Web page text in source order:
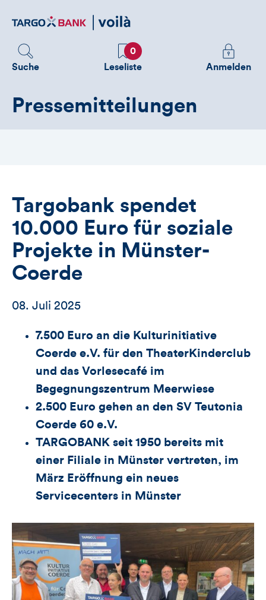
zum
Suche
Favoriten
0
Leseliste
Melden
Sie
Anmelden
Pressemitteilungen
Targobank spendet
10.000 Euro für soziale
Projekte in Münster-
Coerde
08. Juli 2025
7.500 Euro an die Kulturinitiative
Coerde e.V. für den TheaterKinderclub
und das Vorlesecafé im
Begegnungszentrum Meerwiese
2.500 Euro gehen an den SV Teutonia
Coerde 60 e.V.
TARGOBANK seit 1950 bereits mit
einer Filiale in Münster vertreten, im
März Eröffnung ein neues
Servicecenters in Münster